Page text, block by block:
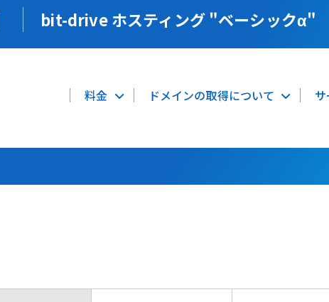
bit-drive ホスティング "ベーシックα"
料金 ドメインの取得について